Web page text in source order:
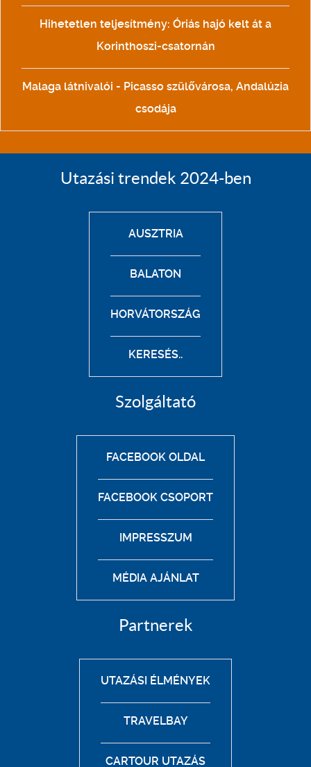
Hihetetlen teljesítmény: Óriás hajó kelt át a
Korinthoszi-csatornán
Malaga látnivalói - Picasso szülővárosa, Andalúzia
csodája
Utazási trendek 2024-ben
AUSZTRIA
BALATON
HORVÁTORSZÁG
KERESÉS..
Szolgáltató
FACEBOOK OLDAL
FACEBOOK CSOPORT
IMPRESSZUM
MÉDIA AJÁNLAT
Partnerek
UTAZÁSI ÉLMÉNYEK
TRAVELBAY
CARTOUR UTAZÁS